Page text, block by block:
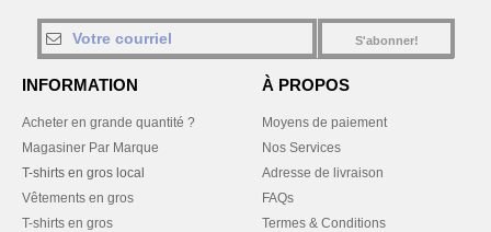
S'abonner!
INFORMATION
Acheter en grande quantité ?
Magasiner Par Marque
T-shirts en gros local
Vêtements en gros
T-shirts en gros
À PROPOS
Moyens de paiement
Nos Services
Adresse de livraison
FAQs
Termes & Conditions